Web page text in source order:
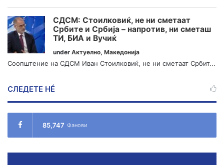
СДСМ: Стоилковиќ, не ни сметаат
Србите и Србија – напротив, ни сметаш
ТИ, БИА и Вучиќ
under Актуелно, Македонија
Соопштение на СДСМ Иван Стоилковиќ, не ни сметаат Србит...
СЛЕДЕТЕ НÉ
85,747 Фанови